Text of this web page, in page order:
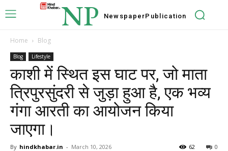
NP NewspaperPublication
Home Blog
Blog Lifestyle
काशी में स्थित इस घाट पर, जो माता
त्रिपुरसुंदरी से जुड़ा हुआ है, एक भव्य
गंगा आरती का आयोजन किया
जाएगा।
By hindkhabar.in - March 10, 2026 0
62